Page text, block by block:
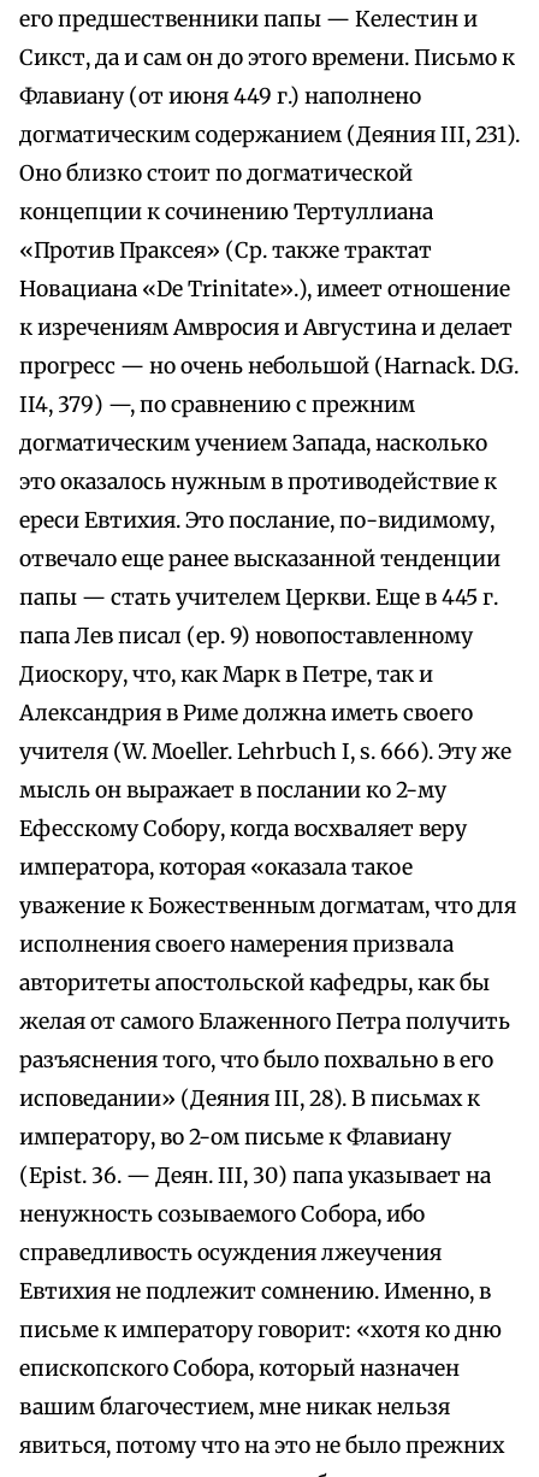
его предшественники папы — Келестин и
Сикст, да и сам он до этого времени. Письмо к
Флавиану (от июня 449 г.) наполнено
догматическим содержанием (Деяния III, 231).
Оно близко стоит по догматической
концепции к сочинению Тертуллиана
«Против Праксея» (Ср. также трактат
Новациана «De Trinitate».), имеет отношение
к изречениям Амвросия и Августина и делает
прогресс — но очень небольшой (Harnack. D.G.
II4, 379) —, по сравнению с прежним
догматическим учением Запада, насколько
это оказалось нужным в противодействие к
ереси Евтихия. Это послание, по-видимому,
отвечало еще ранее высказанной тенденции
папы — стать учителем Церкви. Еще в 445 г.
папа Лев писал (ер. 9) новопоставленному
Диоскору, что, как Марк в Петре, так и
Александрия в Риме должна иметь своего
учителя (W. Moeller. Lehrbuch I, s. 666). Эту же
мысль он выражает в послании ко 2-му
Ефесскому Собору, когда восхваляет веру
императора, которая «оказала такое
уважение к Божественным догматам, что для
исполнения своего намерения призвала
авторитеты апостольской кафедры, как бы
желая от самого Блаженного Петра получить
разъяснения того, что было похвально в его
исповедании» (Деяния III, 28). В письмах к
императору, во 2-ом письме к Флавиану
(Epist. 36. — Деян. III, 30) папа указывает на
ненужность созываемого Собора, ибо
справедливость осуждения лжеучения
Евтихия не подлежит сомнению. Именно, в
письме к императору говорит: «хотя ко дню
епископского Собора, который назначен
вашим благочестием, мне никак нельзя
явиться, потому что на это не было прежних